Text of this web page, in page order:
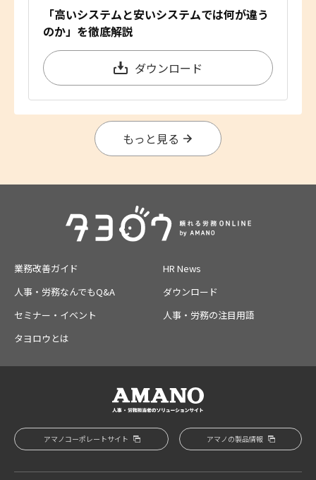
「高いシステムと安いシステムでは何が違う
のか」を徹底解説
ダウンロード
もっと見る
業務改善ガイド
HR News
人事・労務なんでもQ&A
ダウンロード
セミナー・イベント
人事・労務の注目用語
タヨロウとは
アマノコーポレートサイト アマノの製品情報